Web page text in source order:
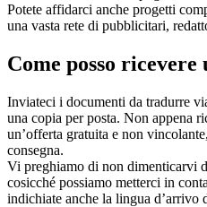
Potete affidarci anche progetti
una vasta rete di pubblicitari,
Come posso
Inviateci i documenti da tradurre
una copia per posta. Non appena
un’offerta gratuita e non
consegna.
Vi preghiamo di non dimenticarvi
cosicché possiamo metterci in
indichiate anche la lingua d’arrivo